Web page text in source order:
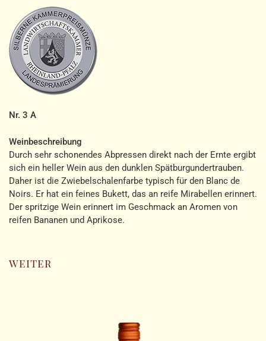
Nr. 3 A
Weinbeschreibung
Durch sehr schonendes Abpressen direkt nach der Ernte ergibt
sich ein heller Wein aus den dunklen Spätburgundertrauben.
Daher ist die Zwiebelschalenfarbe typisch für den Blanc de
Noirs. Er hat ein feines Bukett, das an reife Mirabellen erinnert.
Der spritzige Wein erinnert im Geschmack an Aromen von
reifen Bananen und Aprikose.
weiter